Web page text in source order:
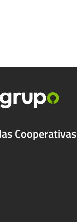
Cooperativas